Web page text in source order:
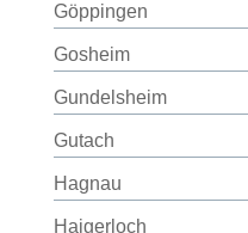
Göppingen
Gosheim
Gundelsheim
Gutach
Hagnau
Haigerloch